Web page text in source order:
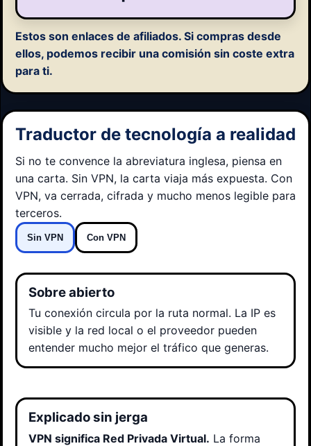
Estos son enlaces de afiliados. Si compras desde
ellos, podemos recibir una comisión sin coste extra
para ti.
Traductor de tecnología a realidad
Si no te convence la abreviatura inglesa, piensa en
una carta. Sin VPN, la carta viaja más expuesta. Con
VPN, va cerrada, cifrada y mucho menos legible para
terceros.
Sin VPN Con VPN
Sobre abierto
Tu conexión circula por la ruta normal. La IP es
visible y la red local o el proveedor pueden
entender mucho mejor el tráfico que generas.
Explicado sin jerga
VPN significa Red Privada Virtual. La forma